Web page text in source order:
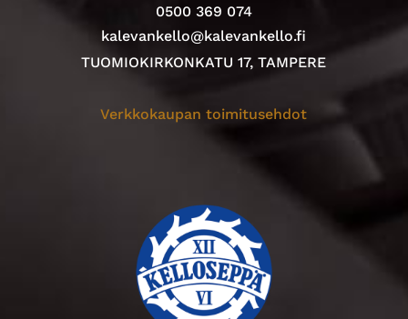
0500 369 074
kalevankello@kalevankello.fi
TUOMIOKIRKONKATU 17, TAMPERE
Verkkokaupan toimitusehdot